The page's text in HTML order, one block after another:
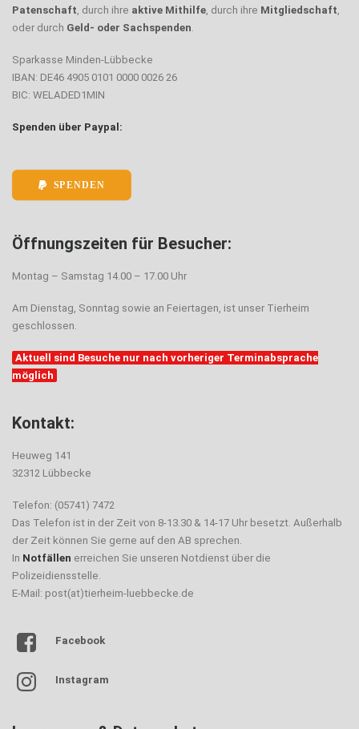
Patenschaft, durch ihre aktive Mithilfe, durch ihre Mitgliedschaft,
oder durch Geld- oder Sachspenden.
Sparkasse Minden-Lübbecke
IBAN: DE46 4905 0101 0000 0026 26
BIC: WELADED1MIN
Spenden über Paypal:
SPENDEN
Öffnungszeiten für Besucher:
Montag – Samstag 14.00 – 17.00 Uhr
Am Dienstag, Sonntag sowie an Feiertagen, ist unser Tierheim
geschlossen.
Aktuell sind Besuche nur nach vorheriger Terminabsprache
möglich
Kontakt:
Heuweg 141
32312 Lübbecke
Telefon: (05741) 7472
Das Telefon ist in der Zeit von 8-13.30 & 14-17 Uhr besetzt. Außerhalb
der Zeit können Sie gerne auf den AB sprechen.
In Notfällen erreichen Sie unseren Notdienst über die
Polizeidiensstelle.
E-Mail: post(at)tierheim-luebbecke.de
Facebook
Instagram